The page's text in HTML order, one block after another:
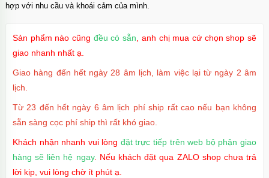
hợp với nhu cầu và khoái cảm của mình.
Sản phẩm nào cũng đều có sẵn , anh chị mua cứ chọn shop sẽ
giao nhanh nhất ạ.
Giao hàng đến hết ngày 28 âm lịch, làm việc lại từ ngày 2 âm
lịch.
Từ 23 đến hết ngày 6 âm lịch phí ship rất cao nếu bạn không
sẵn sàng cọc phí ship thì rất khó giao.
Khách nhận nhanh vui lòng đặt trực tiếp trên web bộ phận giao
hàng sẽ liên hệ ngay. Nếu khách đặt qua ZALO shop chưa trả
lời kịp, vui lòng chờ ít phút ạ.